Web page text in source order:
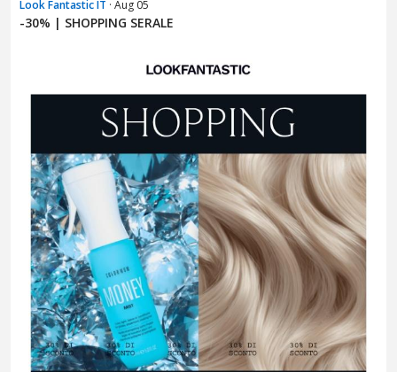
Look Fantastic IT · Aug 05
-30% | SHOPPING SERALE